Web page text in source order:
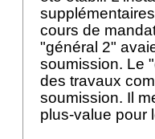
cours de
"général 2"
soumission. Le
des travaux
soumission. Il
plus-value pour